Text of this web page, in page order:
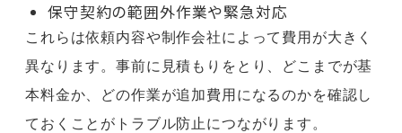
保守契約の範囲外作業や緊急対応
これらは依頼内容や制作会社によって費用が大きく
異なります。事前に見積もりをとり、どこまでが基
本料金か、どの作業が追加費用になるのかを確認し
ておくことがトラブル防止につながります。